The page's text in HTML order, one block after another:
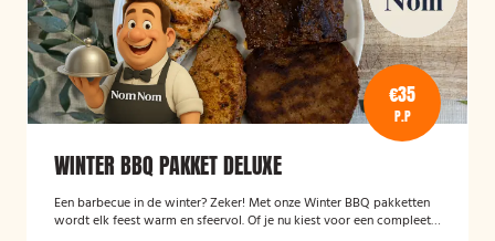
€35
P.P
WINTER BBQ PAKKET DELUXE
Een barbecue in de winter? Zeker! Met onze Winter BBQ pakketten
wordt elk feest warm en sfeervol. Of je nu kiest voor een compleet